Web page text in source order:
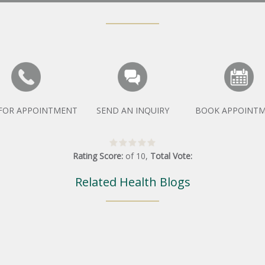
APPOINTMENT SEND AN INQUIRY BOOK
Rating Score: of 10, Total Vote:
Related Health Blogs